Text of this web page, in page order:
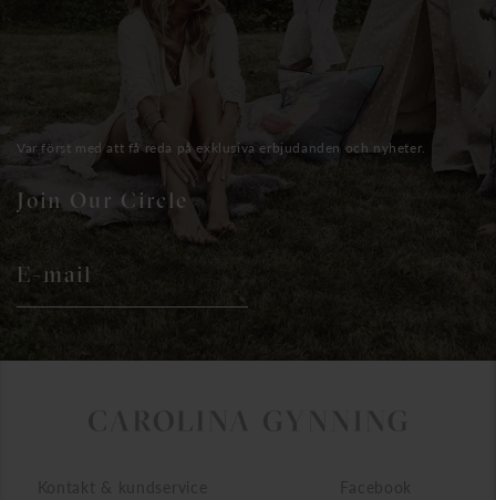
Var först med att få reda på exklusiva erbjudanden och nyheter.
Join Our Circle
E-mail
Facebook
Kontakt & kundservice